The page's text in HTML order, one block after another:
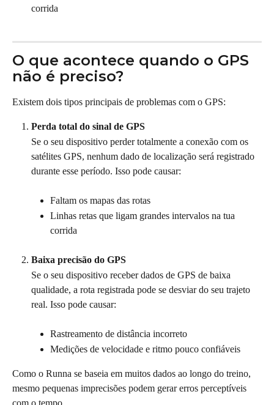
corrida
O que acontece quando o GPS
não é preciso?
Existem dois tipos principais de problemas com o GPS:
Perda total do sinal de GPS
Se o seu dispositivo perder totalmente a conexão com os
satélites GPS, nenhum dado de localização será registrado
durante esse período. Isso pode causar:
Faltam os mapas das rotas
Linhas retas que ligam grandes intervalos na tua
corrida
Baixa precisão do GPS
Se o seu dispositivo receber dados de GPS de baixa
qualidade, a rota registrada pode se desviar do seu trajeto
real. Isso pode causar:
Rastreamento de distância incorreto
Medições de velocidade e ritmo pouco confiáveis
Como o Runna se baseia em muitos dados ao longo do treino,
mesmo pequenas imprecisões podem gerar erros perceptíveis
com o tempo.